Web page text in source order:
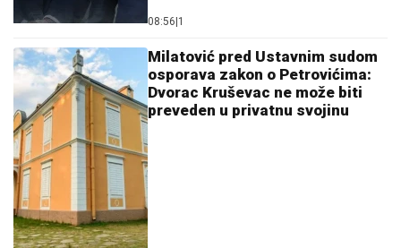
08:56 1
Milatović pred Ustavnim sudom
osporava zakon o Petrovićima:
Dvorac Kruševac ne može biti
preveden u privatnu svojinu